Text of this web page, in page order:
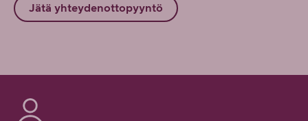
Jätä yhteydenottopyyntö